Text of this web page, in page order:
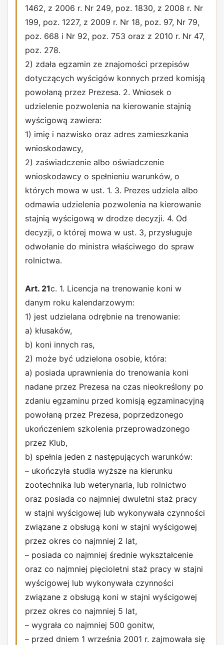
1462, z 2006 r. Nr 249, poz. 1830, z 2008 r. Nr
199, poz. 1227, z 2009 r. Nr 18, poz. 97, Nr 79,
poz. 668 i Nr 92, poz. 753 oraz z 2010 r. Nr 47,
poz. 278.
2) zdała egzamin ze znajomości przepisów
dotyczących wyścigów konnych przed komisją
powołaną przez Prezesa. 2. Wniosek o
udzielenie pozwolenia na kierowanie stajnią
wyścigową zawiera:
1) imię i nazwisko oraz adres zamieszkania
wnioskodawcy,
2) zaświadczenie albo oświadczenie
wnioskodawcy o spełnieniu warunków, o
których mowa w ust. 1. 3. Prezes udziela albo
odmawia udzielenia pozwolenia na kierowanie
stajnią wyścigową w drodze decyzji. 4. Od
decyzji, o której mowa w ust. 3, przysługuje
odwołanie do ministra właściwego do spraw
rolnictwa.
Art. 21c. 1. Licencja na trenowanie koni w
danym roku kalendarzowym:
1) jest udzielana odrębnie na trenowanie:
a) kłusaków,
b) koni innych ras,
2) może być udzielona osobie, która:
a) posiada uprawnienia do trenowania koni
nadane przez Prezesa na czas nieokreślony po
zdaniu egzaminu przed komisją egzaminacyjną
powołaną przez Prezesa, poprzedzonego
ukończeniem szkolenia przeprowadzonego
przez Klub,
b) spełnia jeden z następujących warunków:
– ukończyła studia wyższe na kierunku
zootechnika lub weterynaria, lub rolnictwo
oraz posiada co najmniej dwuletni staż pracy
w stajni wyścigowej lub wykonywała czynności
związane z obsługą koni w stajni wyścigowej
przez okres co najmniej 2 lat,
– posiada co najmniej średnie wykształcenie
oraz co najmniej pięcioletni staż pracy w stajni
wyścigowej lub wykonywała czynności
związane z obsługą koni w stajni wyścigowej
przez okres co najmniej 5 lat,
– wygrała co najmniej 500 gonitw,
– przed dniem 1 września 2001 r. zajmowała się